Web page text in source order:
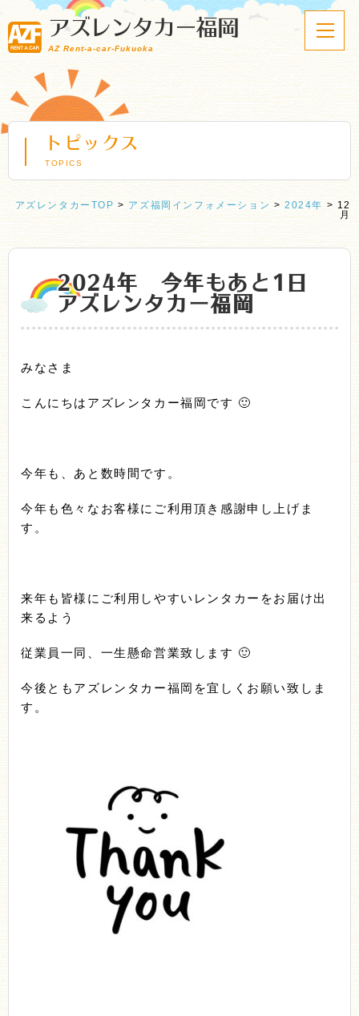
アズレンタカー福岡
AZ Rent-a-car-Fukuoka
トピックス
TOPICS
アズレンタカーTOP > アズ福岡インフォメーション > 2024年 > 12
月
2024年 今年もあと1日
アズレンタカー福岡
みなさま
こんにちはアズレンタカー福岡です 🙂
今年も、あと数時間です。
今年も色々なお客様にご利用頂き感謝申し上げま
す。
来年も皆様にご利用しやすいレンタカーをお届け出
来るよう
従業員一同、一生懸命営業致します 🙂
今後ともアズレンタカー福岡を宜しくお願い致しま
す。